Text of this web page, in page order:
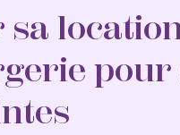
sa
pour